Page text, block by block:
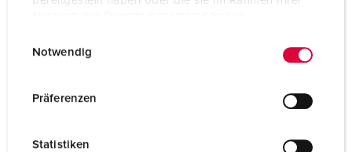
Notwendig
Präferenzen
Statistiken